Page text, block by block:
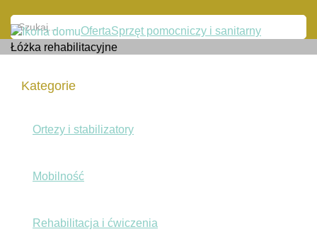
OfertaSprzęt pomocniczy i sanitarny
Łóżka rehabilitacyjne
Kategorie
Ortezy i stabilizatory
Mobilność
Rehabilitacja i ćwiczenia